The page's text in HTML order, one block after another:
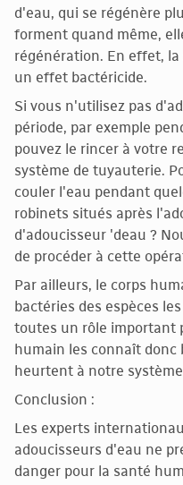
d'eau, qui se régénère
forment quand même,
régénération. En effet,
un effet bactéricide.
Si vous n'utilisez pas
période, par exemple
pouvez le rincer à votre
système de tuyauterie.
couler l'eau pendant
robinets situés après
d'adoucisseur 'deau ?
de procéder à cette
Par ailleurs, le corps
bactéries des espèces
toutes un rôle important
humain les connaît donc
heurtent à notre
Conclusion :
Les experts
adoucisseurs d'eau ne
danger pour la santé